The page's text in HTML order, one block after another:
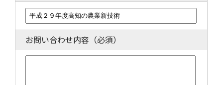
お問い合わせ内容 （必須）